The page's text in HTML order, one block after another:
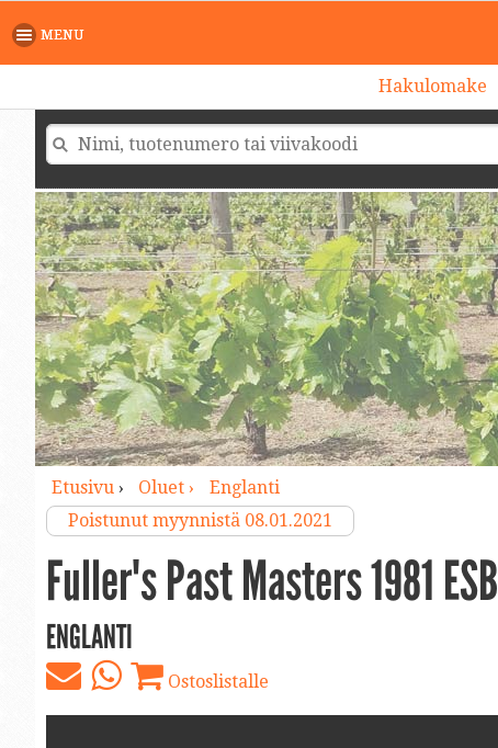
MENU
Hakulomake
Etusivu› Oluet ›
Englanti
Poistunut myynnistä 08.01.2021
Fuller's Past Masters 1981 ESB
ENGLANTI
Ostoslistalle